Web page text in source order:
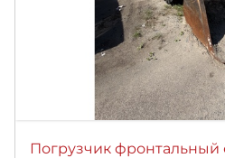
Погрузчик